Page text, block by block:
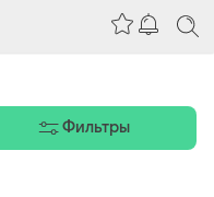
Фильтры